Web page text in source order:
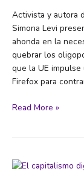
Activista y autora
Simona Levi
ahonda en la
quebrar los
que la UE
Firefox para
«Internet
lo
Read More »